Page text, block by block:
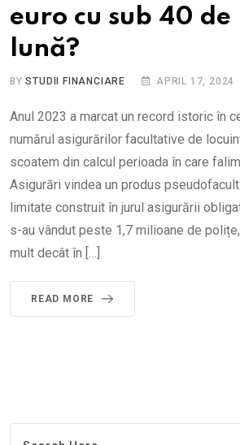
euro cu sub 40 de
lună?
BYSTUDII FINANCIARE APRIL 17, 2024
Anul 2023 a marcat un record istoric în
numărul asigurărilor facultative de
scoatem din calcul perioada în care
Asigurări vindea un produs
limitate construit în jurul asigurării
s-au vândut peste 1,7 milioane de
mult decât în […]
READ MORE